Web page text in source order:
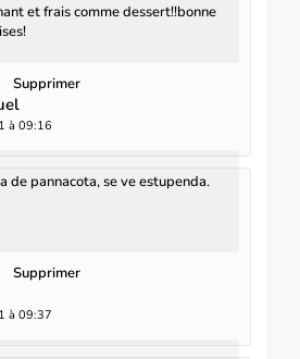
et frais comme dessert!!bonne
Supprimer
à 09:16
de pannacota, se ve estupenda.
Supprimer
à 09:37